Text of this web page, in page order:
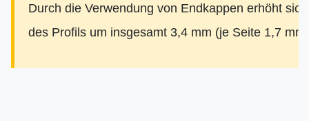
Durch die Verwendung von Endkappen erhöht
des Profils um insgesamt 3,4 mm (je Seite 1,7